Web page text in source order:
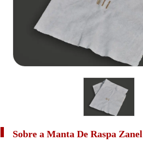
Sobre a Manta De Raspa Zanel